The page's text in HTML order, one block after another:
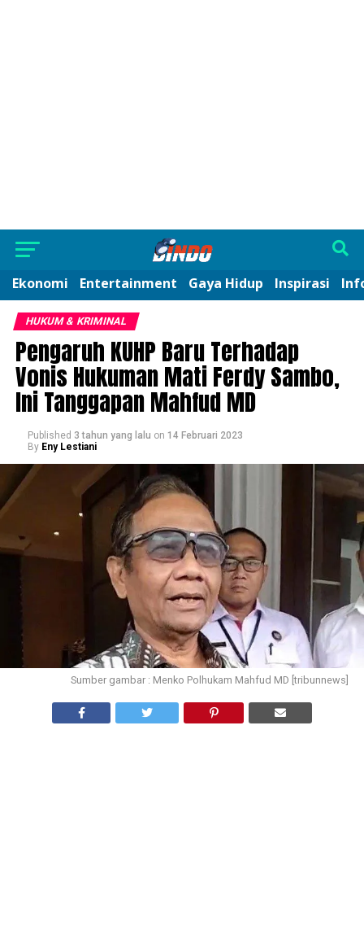
Ekonomi Entertainment Gaya Hidup Inspirasi
HUKUM & KRIMINAL
Pengaruh KUHP Baru Terhadap
Vonis Hukuman Mati Ferdy Sambo,
Ini Tanggapan Mahfud MD
Published 3 tahun yang lalu on 14 Februari 2023
By Eny Lestiani
Sumber gambar : Menko Polhukam Mahfud MD [tribunnews]